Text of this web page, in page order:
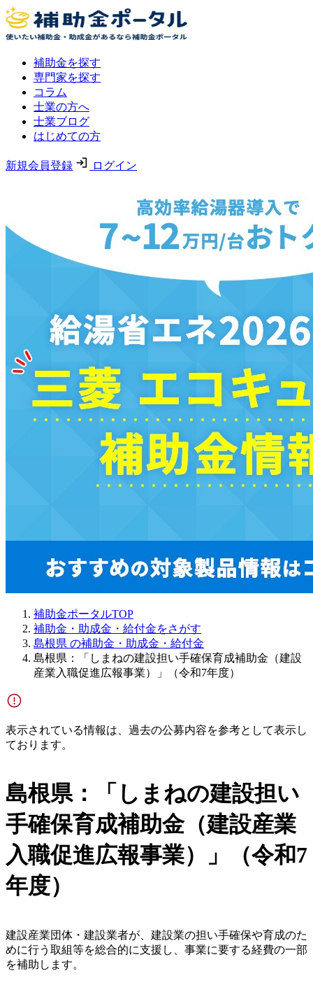
補助金を探す
専門家を探す
コラム
士業の方へ
士業ブログ
はじめての方
新規会員登録 ログイン
補助金ポータルTOP
補助金・助成金・給付金をさがす
島根県 の補助金・助成金・給付金
島根県：「しまねの建設担い手確保育成補助金（建設
産業入職促進広報事業）」（令和7年度）
表示されている情報は、過去の公募内容を参考として表示し
ております。
島根県：「しまねの建設担い
手確保育成補助金（建設産業
入職促進広報事業）」（令和7
年度）
建設産業団体・建設業者が、建設業の担い手確保や育成のた
めに行う取組等を総合的に支援し、事業に要する経費の一部
を補助します。